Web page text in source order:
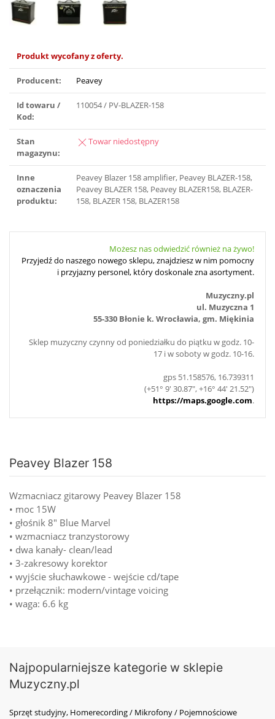
Produkt wycofany z oferty.
Producent: Peavey
Id towaru /
Kod:
110054 / PV-BLAZER-158
Stan
magazynu:
Towar niedostępny
Inne
oznaczenia
produktu:
Peavey Blazer 158 amplifier, Peavey BLAZER-158,
Peavey BLAZER 158, Peavey BLAZER158, BLAZER-
158, BLAZER 158, BLAZER158
Możesz nas odwiedzić również na żywo!
Przyjedź do naszego nowego sklepu, znajdziesz w nim pomocny
i przyjazny personel, który doskonale zna asortyment.
Muzyczny.pl
ul. Muzyczna 1
55-330 Błonie k. Wrocławia, gm. Miękinia
Sklep muzyczny czynny od poniedziałku do piątku w godz. 10-
17 i w soboty w godz. 10-16.
gps 51.158576, 16.739311
(+51° 9' 30.87", +16° 44' 21.52")
https://maps.google.com.
Peavey Blazer 158
Wzmacniacz gitarowy Peavey Blazer 158
• moc 15W
• głośnik 8" Blue Marvel
• wzmacniacz tranzystorowy
• dwa kanały- clean/lead
• 3-zakresowy korektor
• wyjście słuchawkowe - wejście cd/tape
• przełącznik: modern/vintage voicing
• waga: 6.6 kg
Najpopularniejsze kategorie w sklepie
Muzyczny.pl
Sprzęt studyjny, Homerecording / Mikrofony / Pojemnościowe